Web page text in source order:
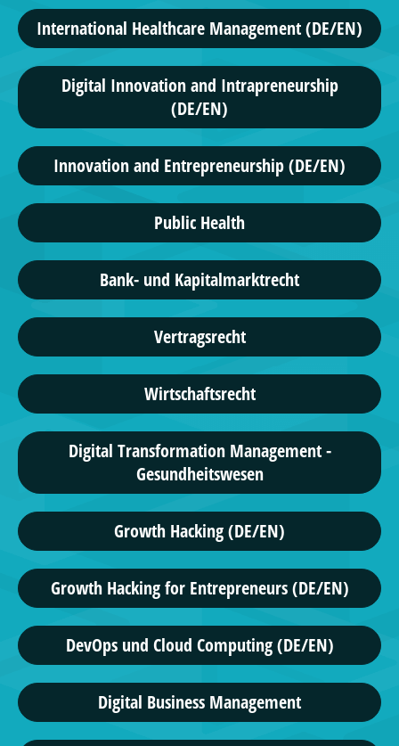
International Healthcare Management (DE/EN)
Digital Innovation and Intrapreneurship
(DE/EN)
Innovation and Entrepreneurship (DE/EN)
Public Health
Bank- und Kapitalmarktrecht
Vertragsrecht
Wirtschaftsrecht
Digital Transformation Management -
Gesundheitswesen
Growth Hacking (DE/EN)
Growth Hacking for Entrepreneurs (DE/EN)
DevOps und Cloud Computing (DE/EN)
Digital Business Management